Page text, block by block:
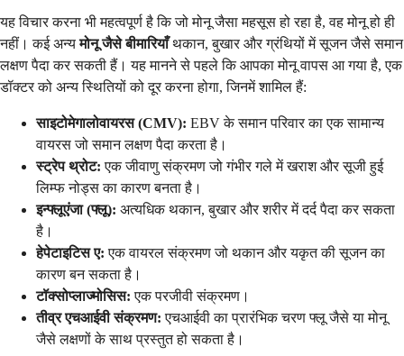
यह विचार करना भी महत्वपूर्ण है कि जो मोनू जैसा महसूस हो रहा है, वह मोनू हो ही
नहीं। कई अन्यमोनू जैसे बीमारियाँथकान, बुखार और ग्रंथियों में सूजन जैसे समान
लक्षण पैदा कर सकती हैं। यह मानने से पहले कि आपका मोनू वापस आ गया है, एक
डॉक्टर को अन्य स्थितियों को दूर करना होगा, जिनमें शामिल हैं:
साइटोमेगालोवायरस (CMV): EBV के समान परिवार का एक सामान्य
वायरस जो समान लक्षण पैदा करता है।
स्ट्रेप थ्रोट: एक जीवाणु संक्रमण जो गंभीर गले में खराश और सूजी हुई
लिम्फ नोड्स का कारण बनता है।
इन्फ्लूएंजा (फ्लू): अत्यधिक थकान, बुखार और शरीर में दर्द पैदा कर सकता
है।
हेपेटाइटिस ए: एक वायरल संक्रमण जो थकान और यकृत की सूजन का
कारण बन सकता है।
टॉक्सोप्लाज्मोसिस: एक परजीवी संक्रमण।
तीव्र एचआईवी संक्रमण: एचआईवी का प्रारंभिक चरण फ्लू जैसे या मोनू
जैसे लक्षणों के साथ प्रस्तुत हो सकता है।